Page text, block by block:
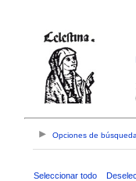
Opciones de
Seleccionar todo